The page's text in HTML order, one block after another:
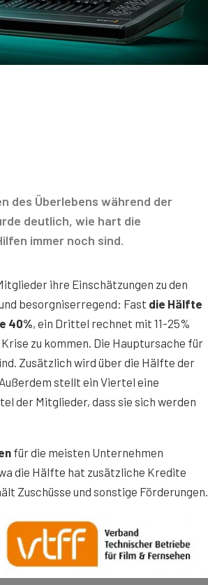
des Überlebens während der
deutlich, wie hart die
immer noch sind.
ihre Einschätzungen zu den
besorgniserregend: Fast die Hälfte
40%, ein Drittel rechnet mit 11-25%
zu kommen. Die Hauptursache für
Zusätzlich wird über die Hälfte der
stellt ein Viertel eine
der Mitglieder, dass sie sich werden
für die meisten Unternehmen
die Hälfte hat zusätzliche Kredite
Zuschüsse und sonstige Förderungen.